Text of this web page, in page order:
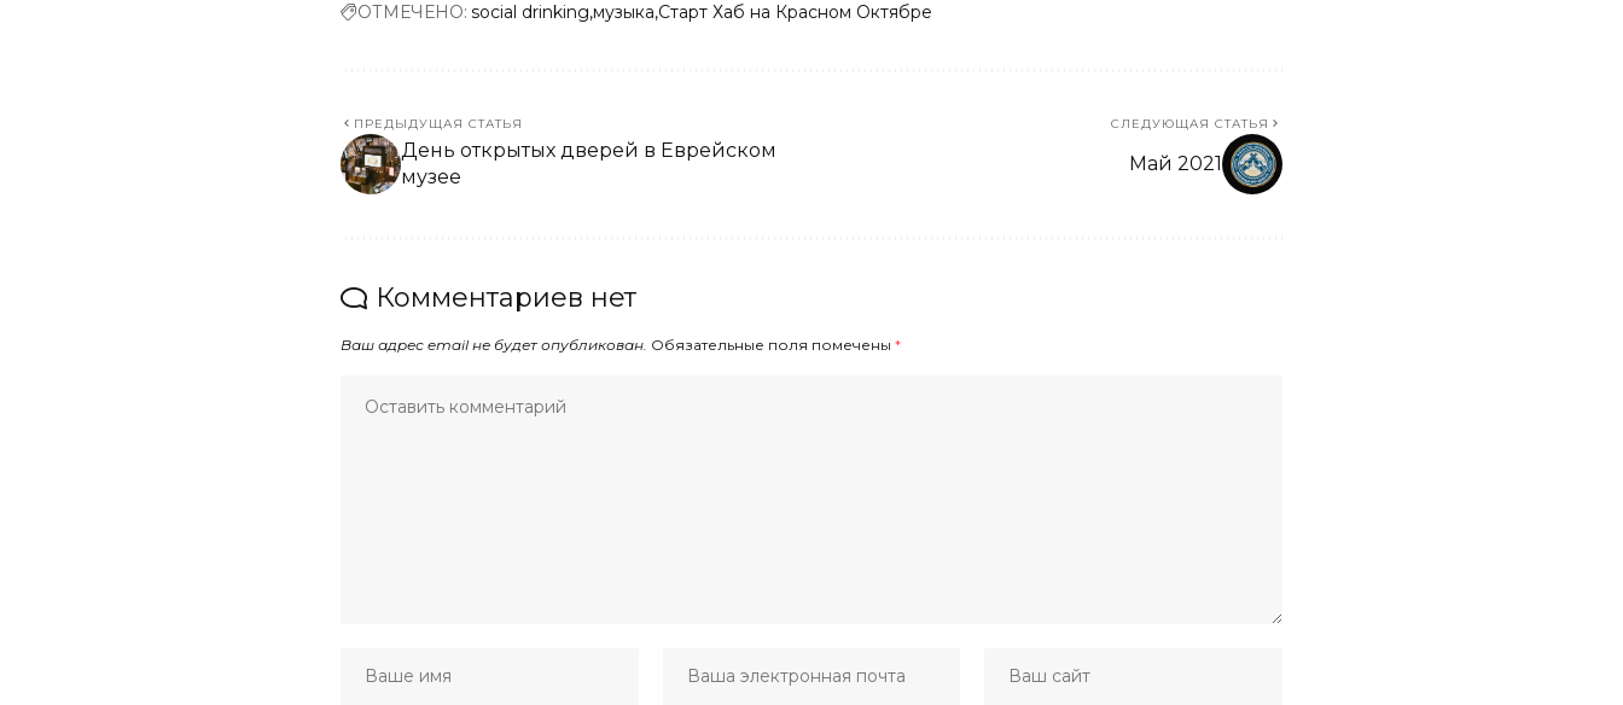
ОТМЕЧЕНО: social drinking музыка Старт Хаб на Красном Октябре
ПРЕДЫДУЩАЯ СТАТЬЯ
День открытых дверей в Еврейском
музее
СЛЕДУЮЩАЯ СТАТЬЯ
Май 2021
Комментариев нет
Ваш адрес email не будет опубликован. Обязательные поля помечены *